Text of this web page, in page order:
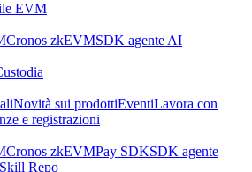
EVM
Cronos zkEVMSDK agente AI
Novità sui prodottiEventiLavora con
e registrazioni
Cronos zkEVMPay SDKSDK agente
Repo